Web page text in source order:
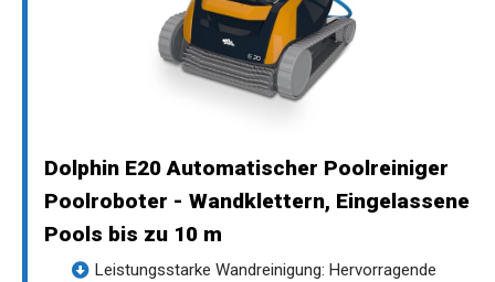
Dolphin E20 Automatischer Poolreiniger
Poolroboter - Wandklettern, Eingelassene
Pools bis zu 10 m
Leistungsstarke Wandreinigung: Hervorragende